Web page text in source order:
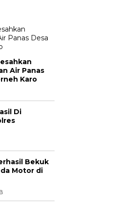
Air Panas
Karo
Di
Bekuk
Motor di